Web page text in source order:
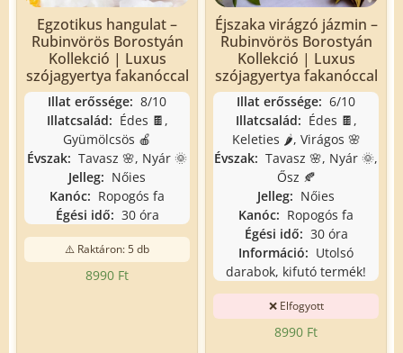
Egzotikus hangulat –
Rubinvörös Borostyán
Kollekció | Luxus
szójagyertya fakanóccal
Illat erőssége: 8/10
Illatcsalád: Édes 🍫,
Gyümölcsös 🍎
Évszak: Tavasz 🌸, Nyár 🌞
Jelleg: Nőies
Kanóc: Ropogós fa
Égési idő: 30 óra
⚠️ Raktáron: 5 db
8990 Ft
Éjszaka virágzó jázmin –
Rubinvörös Borostyán
Kollekció | Luxus
szójagyertya fakanóccal
Illat erőssége: 6/10
Illatcsalád: Édes 🍫,
Keleties 🌶️, Virágos 🌸
Évszak: Tavasz 🌸, Nyár 🌞,
Ősz 🍂
Jelleg: Nőies
Kanóc: Ropogós fa
Égési idő: 30 óra
Információ: Utolsó
darabok, kifutó termék!
❌ Elfogyott
8990 Ft